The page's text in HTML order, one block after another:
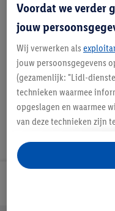
OEKO TEX
Voordat we verder
jouw
Wij verwerken als
jouw persoonsgegevens
(gezamenlijk: "Lidl-
technieken waarmee
opgeslagen en waarmee
van deze technieken zijn
opslaan van
analyseren van
gepersonaliseerde